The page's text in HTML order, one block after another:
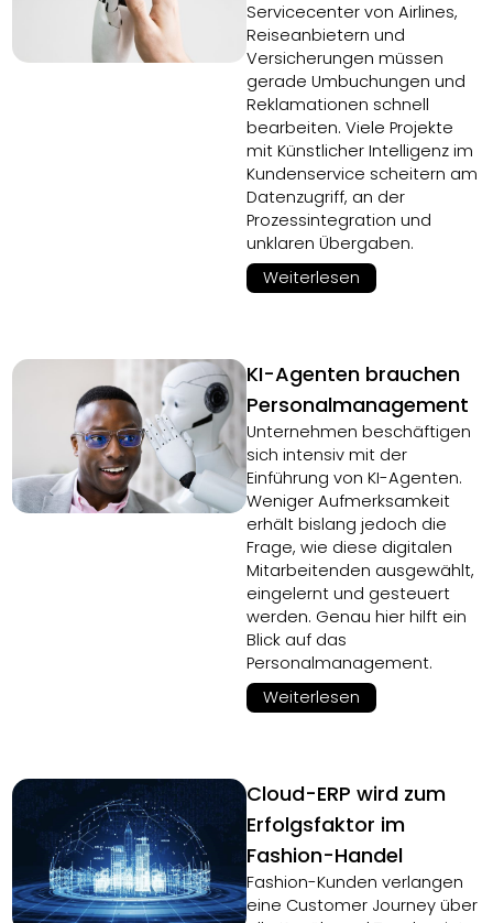
Servicecenter von Airlines,
Reiseanbietern und
Versicherungen müssen
gerade Umbuchungen und
Reklamationen schnell
bearbeiten. Viele Projekte
mit Künstlicher Intelligenz im
Kundenservice scheitern am
Datenzugriff, an der
Prozessintegration und
unklaren Übergaben.
Weiterlesen
KI-Agenten brauchen
Personalmanagement
Unternehmen beschäftigen
sich intensiv mit der
Einführung von KI-Agenten.
Weniger Aufmerksamkeit
erhält bislang jedoch die
Frage, wie diese digitalen
Mitarbeitenden ausgewählt,
eingelernt und gesteuert
werden. Genau hier hilft ein
Blick auf das
Personalmanagement.
Weiterlesen
Cloud-ERP wird zum
Erfolgsfaktor im
Fashion-Handel
Fashion-Kunden verlangen
eine Customer Journey über